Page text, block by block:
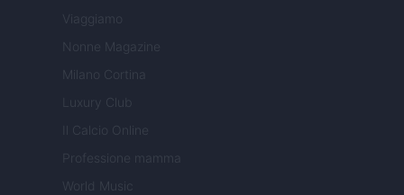
Viaggiamo
Nonne Magazine
Milano Cortina
Luxury Club
Il Calcio Online
Professione mamma
World Music